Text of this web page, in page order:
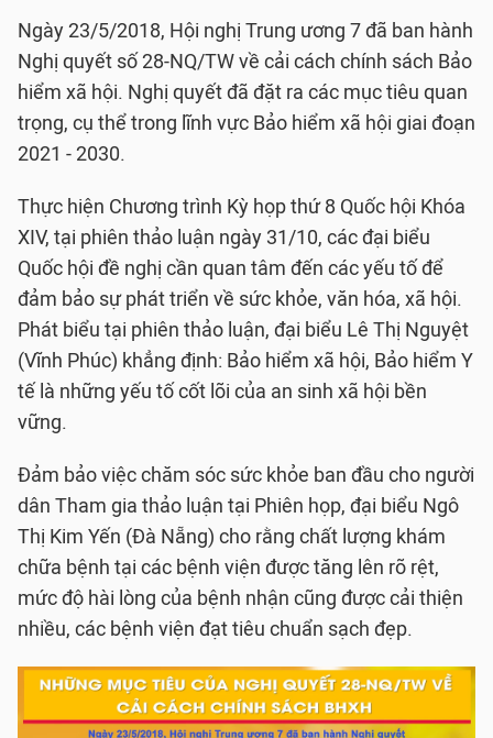
Ngày 23/5/2018, Hội nghị Trung ương 7 đã ban hành
Nghị quyết số 28-NQ/TW về cải cách chính sách Bảo
hiểm xã hội. Nghị quyết đã đặt ra các mục tiêu quan
trọng, cụ thể trong lĩnh vực Bảo hiểm xã hội giai đoạn
2021 - 2030.
Thực hiện Chương trình Kỳ họp thứ 8 Quốc hội Khóa
XIV, tại phiên thảo luận ngày 31/10, các đại biểu
Quốc hội đề nghị cần quan tâm đến các yếu tố để
đảm bảo sự phát triển về sức khỏe, văn hóa, xã hội.
Phát biểu tại phiên thảo luận, đại biểu Lê Thị Nguyệt
(Vĩnh Phúc) khẳng định: Bảo hiểm xã hội, Bảo hiểm Y
tế là những yếu tố cốt lõi của an sinh xã hội bền
vững.
Đảm bảo việc chăm sóc sức khỏe ban đầu cho người
dân Tham gia thảo luận tại Phiên họp, đại biểu Ngô
Thị Kim Yến (Đà Nẵng) cho rằng chất lượng khám
chữa bệnh tại các bệnh viện được tăng lên rõ rệt,
mức độ hài lòng của bệnh nhận cũng được cải thiện
nhiều, các bệnh viện đạt tiêu chuẩn sạch đẹp.